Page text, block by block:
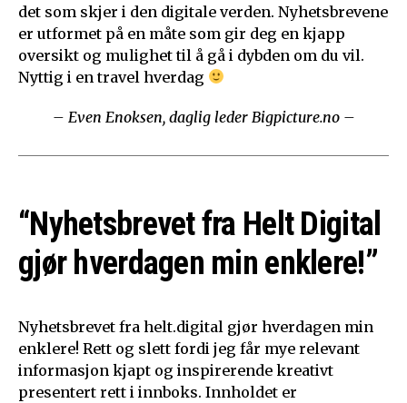
det som skjer i den digitale verden. Nyhetsbrevene
er utformet på en måte som gir deg en kjapp
oversikt og mulighet til å gå i dybden om du vil.
Nyttig i en travel hverdag
– Even Enoksen, daglig leder Bigpicture.no –
“Nyhetsbrevet fra Helt Digital
gjør hverdagen min enklere!”
Nyhetsbrevet fra helt.digital gjør hverdagen min
enklere! Rett og slett fordi jeg får mye relevant
informasjon kjapt og inspirerende kreativt
presentert rett i innboks. Innholdet er